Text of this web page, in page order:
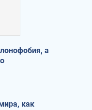
а
как